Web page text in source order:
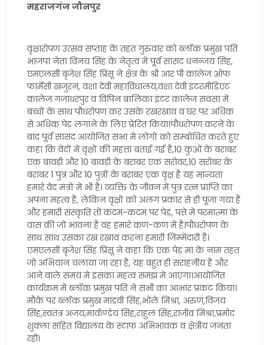
महराजगंज जौनपुर
वृक्षारोपण उत्सव सप्ताह के तहत गुरुवार को ब्लॉक प्रमुख पति
भाजपा नेता विनय सिंह के नेतृत्व में पूर्व सांसद धनन्जय सिंह,
एमएलसी बृजेश सिंह प्रिंसू ने क्षेत्र के श्री आर पी कालेज ऑफ
फार्मेसी खजुरन, वंशा देवी महाविधालय,वंशा देवी इंटरमीडिएट
कालेज गजाधरपुर व विपिन बालिका इंटर कालेज सवंसा में
बच्चों के साथ पौधरोपण कर उसके रखरखाव व घर पर अधिक
से अधिक पेड़ लगाने के लिए प्रेरित किया।पौधरोपण करने के
बाद पूर्व सासंद आयोजित सभा मे लोगों को सम्बोधित करते हुए
कहा कि वेदों में वृक्षों की महत्ता बताई गई है,10 कुओं के बराबर
एक बावड़ी और 10 बावड़ी के बराबर एक सरोवर,10 सरोबर के
बराबर 1 पुत्र और 10 पुत्रों के बराबर एक वृक्ष है यह मान्यता
हमारे वेद मंत्रों में भी है। व्यक्ति के जीवन में पुत्र रत्न प्राप्ति का
अपना महत्व है, लेकिन वृक्षों को अलग प्रकार से ही पूजा गया है
और हमारी संस्कृति तो कदम-कदम पर पेड़, पत्ते में परमात्मा के
वास की जो भावना है वह हमारे कण-कण में है।पौधरोपण के
साथ साथ उसका रख रखाव करना हमारी जिम्मेदारी है।
एमएलसी बृजेश सिंह प्रिंसू ने कहा कि एक पेड़ मां के नाम तहत
जो अभियान चलाया जा रहा है, यह बहुत ही सराहनीय है और
आने वाले समय मे इसका महत्व समझ मे आएगा।आयोजित
कार्यक्रम में ब्लॉक प्रमुख पति ने सभी का आभार प्रकट किया।
मौके पर ब्लॉक प्रमुख मांडवी सिंह,भोले मिश्रा, अरुण,विजय
सिंह,स्वतंत्र अजय,मार्कण्डेय सिंह,राहुल सिंह,राजीव मिश्रा,प्रमोद
शुक्ला सहित विद्यालय के स्टाफ अभिभावक व क्षेत्रीय जनता
रही।